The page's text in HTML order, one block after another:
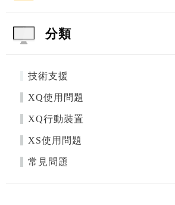
分類
技術支援
XQ使用問題
XQ行動裝置
XS使用問題
常見問題